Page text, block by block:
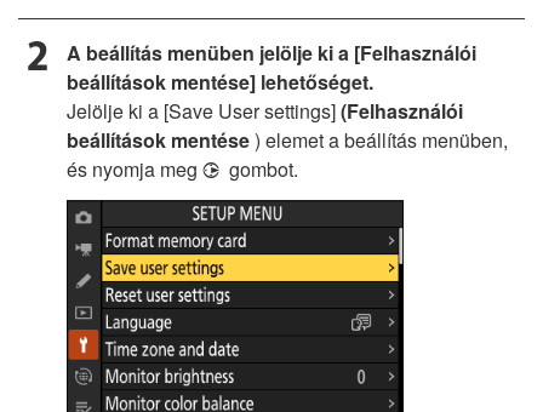
A beállítás menüben jelölje ki a [Felhasználói
beállítások mentése] lehetőséget.
Jelölje ki a [Save User settings](Felhasználói
beállítások mentése) elemet a beállítás menüben,
és nyomja meg 2 gombot.